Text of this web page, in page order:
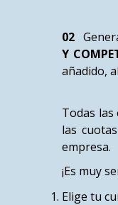
02
Y
añadido,
Todas
las
empresa.
¡Es muy
Elige tu